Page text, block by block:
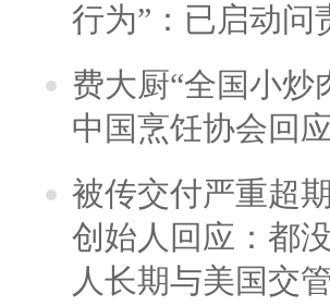
行为”：已启动问
费大厨“全国小炒
中国烹饪协会回应
被传交付严重超
创始人回应：都
人长期与美国交